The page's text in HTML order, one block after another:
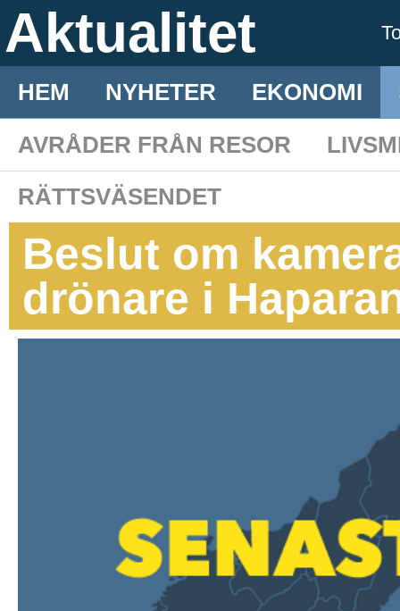
Aktualitet
HEM NYHETER EKONOMI
AVRÅDER FRÅN RESOR
RÄTTSVÄSENDET
Beslut om
drönare i